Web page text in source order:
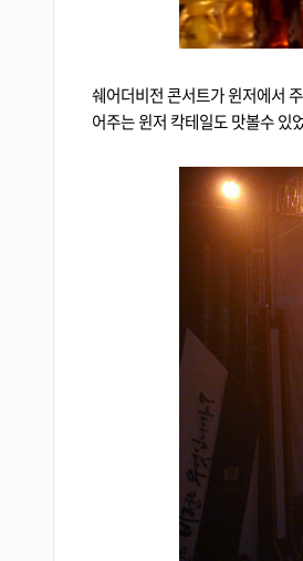
쉐어더비전 콘서트가 윈저에서
어주는 윈저 칵테일도 맛볼수 있